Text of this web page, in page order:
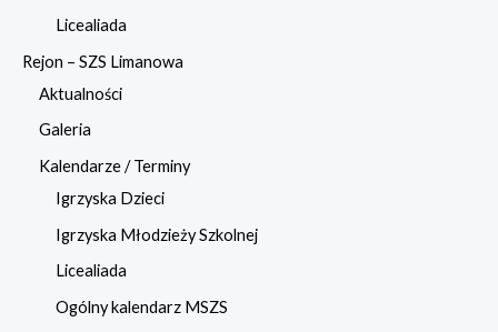
Licealiada
Rejon – SZS Limanowa
Aktualności
Galeria
Kalendarze / Terminy
Igrzyska Dzieci
Igrzyska Młodzieży Szkolnej
Licealiada
Ogólny kalendarz MSZS